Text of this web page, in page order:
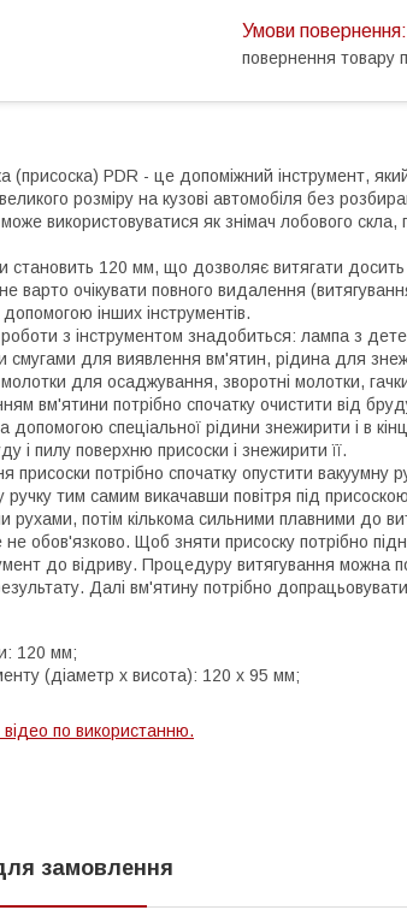
повернення товару
(присоска) PDR - це допоміжний інструмент,
розміру на кузові автомобіля без
використовуватися як знімач лобового
становить 120 мм, що дозволяє витягати досить
варто очікувати повного видалення
інших інструментів.
з інструментом знадобиться: лампа з
смугами для виявлення вм'ятин, рідина для
молотки для осаджування, зворотні молотки,
вм'ятини потрібно спочатку очистити від
допомогою спеціальної рідини знежирити і в
і пилу поверхню присоски і знежирити її.
присоски потрібно спочатку опустити вакуумну
ручку тим самим викачавши повітря під
рухами, потім кількома сильними плавними до
обов'язково. Щоб зняти присоску потрібно
до відриву. Процедуру витягування можна
Далі вм'ятину потрібно
120 мм;
(діаметр х висота): 120 х 95 мм;
по використанню.
замовлення